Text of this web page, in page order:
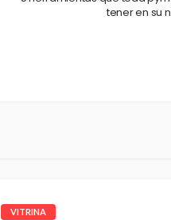
tener en su
VITRINA